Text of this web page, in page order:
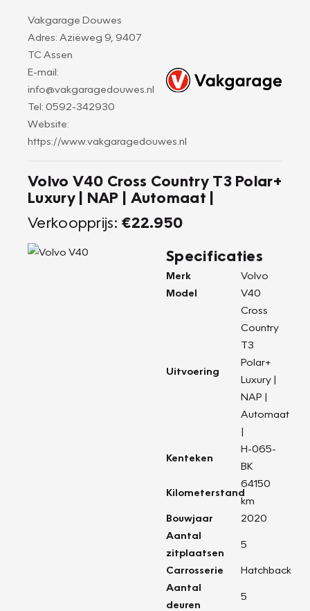
Vakgarage Douwes
Adres: Aziëweg 9, 9407
TC Assen
E-mail:
info@vakgaragedouwes.nl
Tel: 0592-342930
Website:
https://www.vakgaragedouwes.nl
Volvo V40 Cross Country T3 Polar+
Luxury | NAP | Automaat |
Verkoopprijs: €22.950
Specificaties
Merk
Volvo
Model
V40
Uitvoering
Cross
Country
T3
Polar+
Luxury |
NAP |
Automaat
|
Kenteken
H-065-
BK
Kilometerstand
64150
km
Bouwjaar
2020
Aantal
zitplaatsen
5
Carrosserie
Hatchback
Aantal
deuren
5